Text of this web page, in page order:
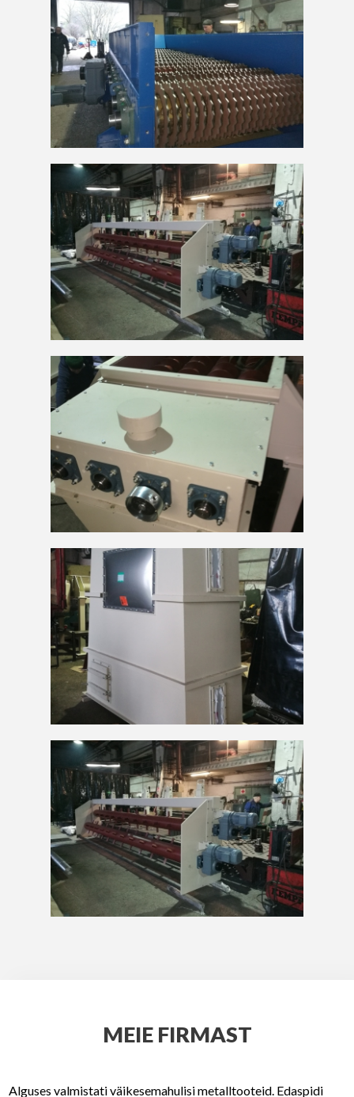
MEIE FIRMAST
Alguses valmistati väikesemahulisi metalltooteid. Edaspidi